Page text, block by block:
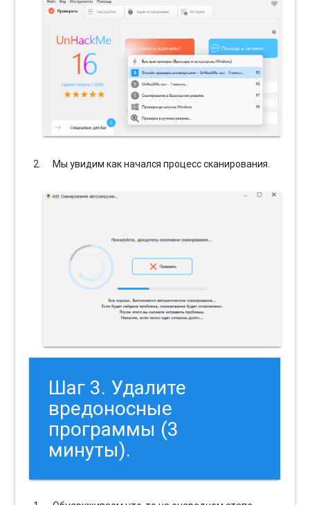
Мы увидим как начался процесс сканирования.
Шаг 3. Удалите
вредоносные
программы (3
минуты).